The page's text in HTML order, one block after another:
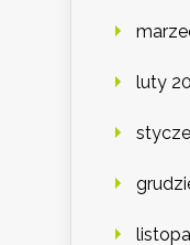
luty